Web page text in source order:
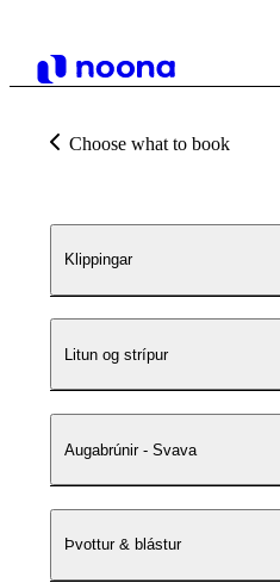
Choose what to book
Klippingar
Litun og strípur
Augabrúnir - Svava
Þvottur & blástur